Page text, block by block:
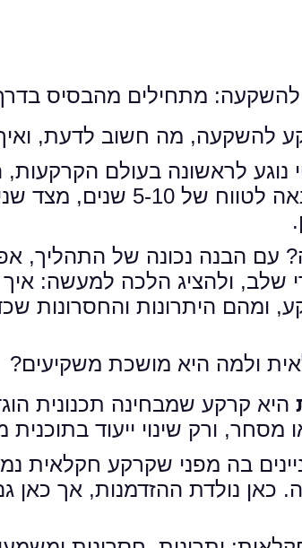
מתחילים מהבסיס
להשקעה, מה חשוב לדעת,
לראשונה בעולם
להניב תשואה נאה
עם הבנה נכונה של התהליך,
ומהם היתרונות והחסרונות
ולמה היא מושכת משקיעים?
היא קרקע שמבחינה תכנונית
או מסחר, ורק שינוי ייעוד
בה מפני שקרקע חקלאית
נולדת ההזדמנות, אך כאן